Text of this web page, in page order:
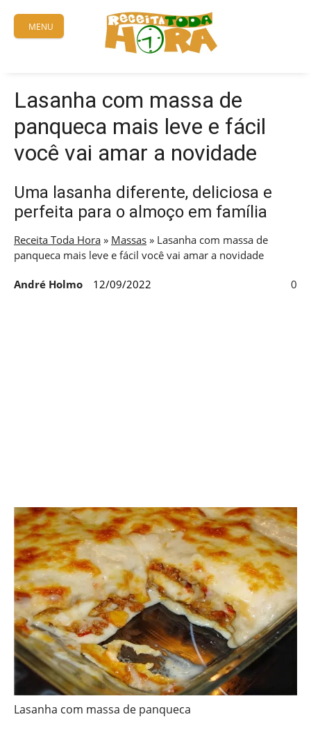
content
MENU
Lasanha com massa de
panqueca mais leve e fácil
você vai amar a novidade
Uma lasanha diferente, deliciosa e
perfeita para o almoço em família
Receita Toda Hora » Massas » Lasanha com massa de
panqueca mais leve e fácil você vai amar a novidade
André Holmo 12/09/2022 0
Lasanha com massa de panqueca